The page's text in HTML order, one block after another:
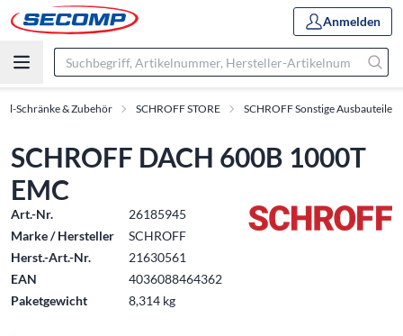
Anmelden
Schränke & Zubehör SCHROFF STORE SCHROFF Sonstige Ausbauteile
SCHROFF DACH 600B 1000T
EMC
Art.-Nr.
26185945
Marke / Hersteller
SCHROFF
Herst.-Art.-Nr.
21630561
EAN
4036088464362
Paketgewicht
8,314 kg